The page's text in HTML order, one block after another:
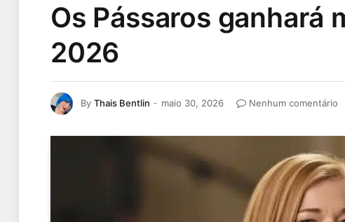
Os Pássaros ganhará
2026
By Thais Bentlin maio 30, 2026 Nenhum comentário